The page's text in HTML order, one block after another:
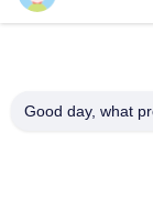
Giunto di
di gomma della
Good day, what